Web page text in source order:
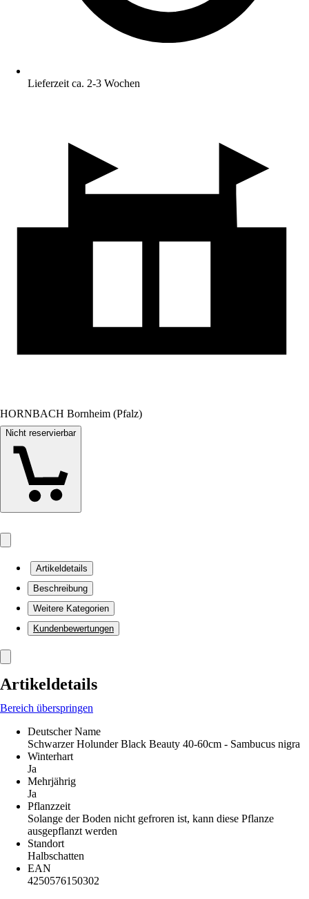
Lieferzeit ca. 2-3 Wochen
HORNBACH Bornheim (Pfalz)
Nicht reservierbar
Artikeldetails
Beschreibung
Weitere Kategorien
Kundenbewertungen
Artikeldetails
Bereich überspringen
Deutscher Name
Schwarzer Holunder Black Beauty 40-60cm - Sambucus nigra
Winterhart
Ja
Mehrjährig
Ja
Pflanzzeit
Solange der Boden nicht gefroren ist, kann diese Pflanze
ausgepflanzt werden
Standort
Halbschatten
EAN
4250576150302